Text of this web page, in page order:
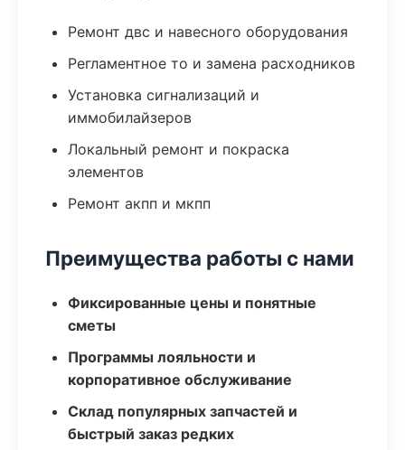
Ремонт двс и навесного оборудования
Регламентное то и замена расходников
Установка сигнализаций и
иммобилайзеров
Локальный ремонт и покраска
элементов
Ремонт акпп и мкпп
Преимущества работы с нами
Фиксированные цены и понятные
сметы
Программы лояльности и
корпоративное обслуживание
Склад популярных запчастей и
быстрый заказ редких